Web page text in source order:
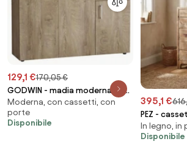
129,1 €170,05 €
GODWIN - madia moderna con
2 cassetti e tre ante
Moderna, con cassetti, con
porte
Disponibile
395,1 €
PEZ -
cassetti in
In legno, in
Disponibile